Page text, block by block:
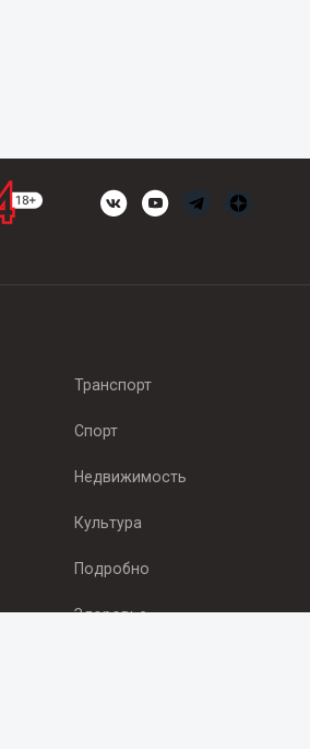
Транспорт
Спорт
Недвижимость
Культура
Подробно
Здоровье